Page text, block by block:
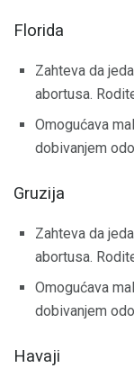
Florida
Zahteva da
abortusa.
Omogućava
dobivanjem
Gruzija
Zahteva da
abortusa.
Omogućava
dobivanjem
Havaji